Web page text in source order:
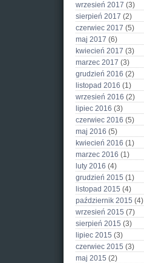
wrzesień 2017 (3)
sierpień 2017 (2)
czerwiec 2017 (5)
maj 2017 (6)
kwiecień 2017 (3)
marzec 2017 (3)
grudzień 2016 (2)
listopad 2016 (1)
wrzesień 2016 (2)
lipiec 2016 (3)
czerwiec 2016 (5)
maj 2016 (5)
kwiecień 2016 (1)
marzec 2016 (1)
luty 2016 (4)
grudzień 2015 (1)
listopad 2015 (4)
październik 2015 (4)
wrzesień 2015 (7)
sierpień 2015 (3)
lipiec 2015 (3)
czerwiec 2015 (3)
maj 2015 (2)